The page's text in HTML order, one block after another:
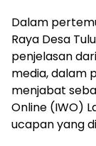
Dalam
Raya Desa
penjelasan
media, dalam
menjabat
Online (IWO)
ucapan yang